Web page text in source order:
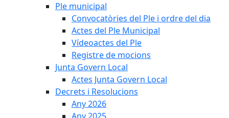
Ple municipal
Convocatòries del Ple i ordre del dia
Actes del Ple Municipal
Vídeoactes del Ple
Registre de mocions
Junta Govern Local
Actes Junta Govern Local
Decrets i Resolucions
Any 2026